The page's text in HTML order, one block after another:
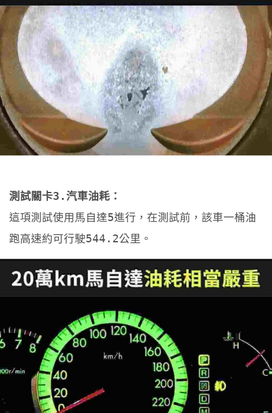
測試關卡3.汽車油耗：
這項測試使用馬自達5進行，在測試前，該車一桶油
跑高速約可行駛544.2公里。